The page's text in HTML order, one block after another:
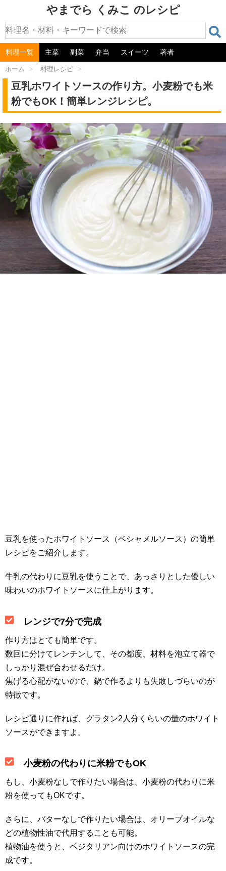
やまでら くみこ のレシピ
料理一覧 主菜 副菜 弁当 スイーツ 著者
ホーム > 料理レシピ >
豆乳ホワイトソースの作り方。小麦粉でも米
粉でもOK！簡単レンジレシピ。
豆乳を使ったホワイトソース（ベシャメルソース）の簡単
レシピをご紹介します。
牛乳の代わりに豆乳を使うことで、あっさりとした優しい
味わいのホワイトソースに仕上がります。
レンジで7分で完成
作り方はとても簡単です。
数回に分けてレンチンして、その都度、材料を泡立て器で
しっかり混ぜ合わせるだけ。
焦げる心配がないので、鍋で作るよりも失敗しづらいのが
特徴です。
レシピ通りに作れば、グラタン2人分くらいの量のホワイト
ソースができますよ。
小麦粉の代わりに米粉でもOK
もし、小麦粉なしで作りたい場合は、小麦粉の代わりに米
粉を使ってもOKです。
さらに、バターなしで作りたい場合は、オリーブオイルな
どの植物性油で代用することも可能。
植物油を使うと、ベジタリアン向けのホワイトソースの完
成です。